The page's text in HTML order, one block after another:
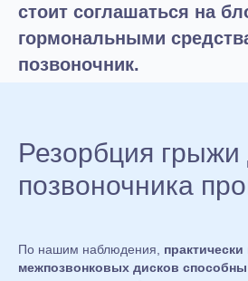
стоит соглашаться на
гормональными
позвоночник.
Резорбция грыжи
позвоночника
По нашим наблюдения,
межпозвонковых дисков